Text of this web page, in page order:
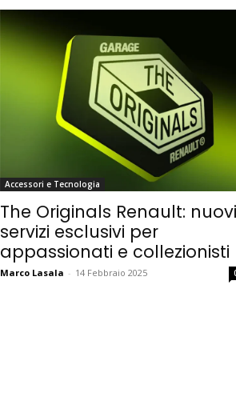
Accessori e Tecnologia
The Originals Renault: nuovi
servizi esclusivi per
appassionati e collezionisti
Marco Lasala - 14 Febbraio 2025